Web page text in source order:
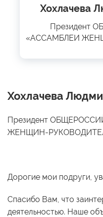
Хохлачева
Президент
«АССАМБЛЕИ
Хохлачева
Президент
ЖЕНЩИН-
Дорогие мои подруги,
Спасибо Вам, что
деятельностью. Наше